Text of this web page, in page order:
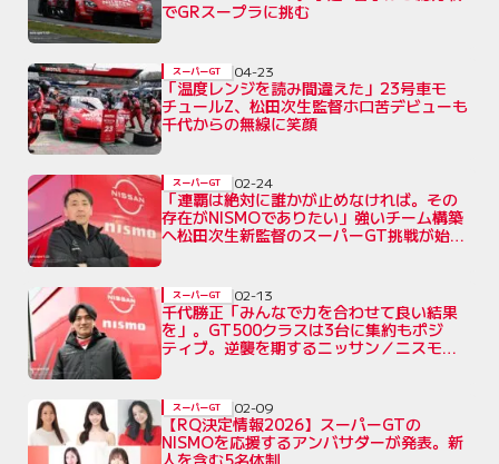
でGRスープラに挑む
「温度レンジを読み間違えた」23号車モ
チュールZ、松田次生監督ホロ苦デビューも
千代からの無線に笑顔
スーパーGT 04-23
「連覇は絶対に誰かが止めなければ。その
存在がNISMOでありたい」強いチーム構築
へ松田次生新監督のスーパーGT挑戦が始ま
スーパーGT 02-24
千代勝正「みんなで力を合わせて良い結果
を」。GT500クラスは3台に集約もポジ
ティブ。逆襲を期するニッサン／ニスモ陣
スーパーGT 02-13
【RQ決定情報2026】スーパーGTの
NISMOを応援するアンバサダーが発表。新
人を含む5名体制
スーパーGT 02-09